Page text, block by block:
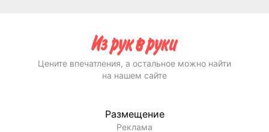
Цените впечатления, а остальное можно найти
на нашем сайте
Размещение
Реклама